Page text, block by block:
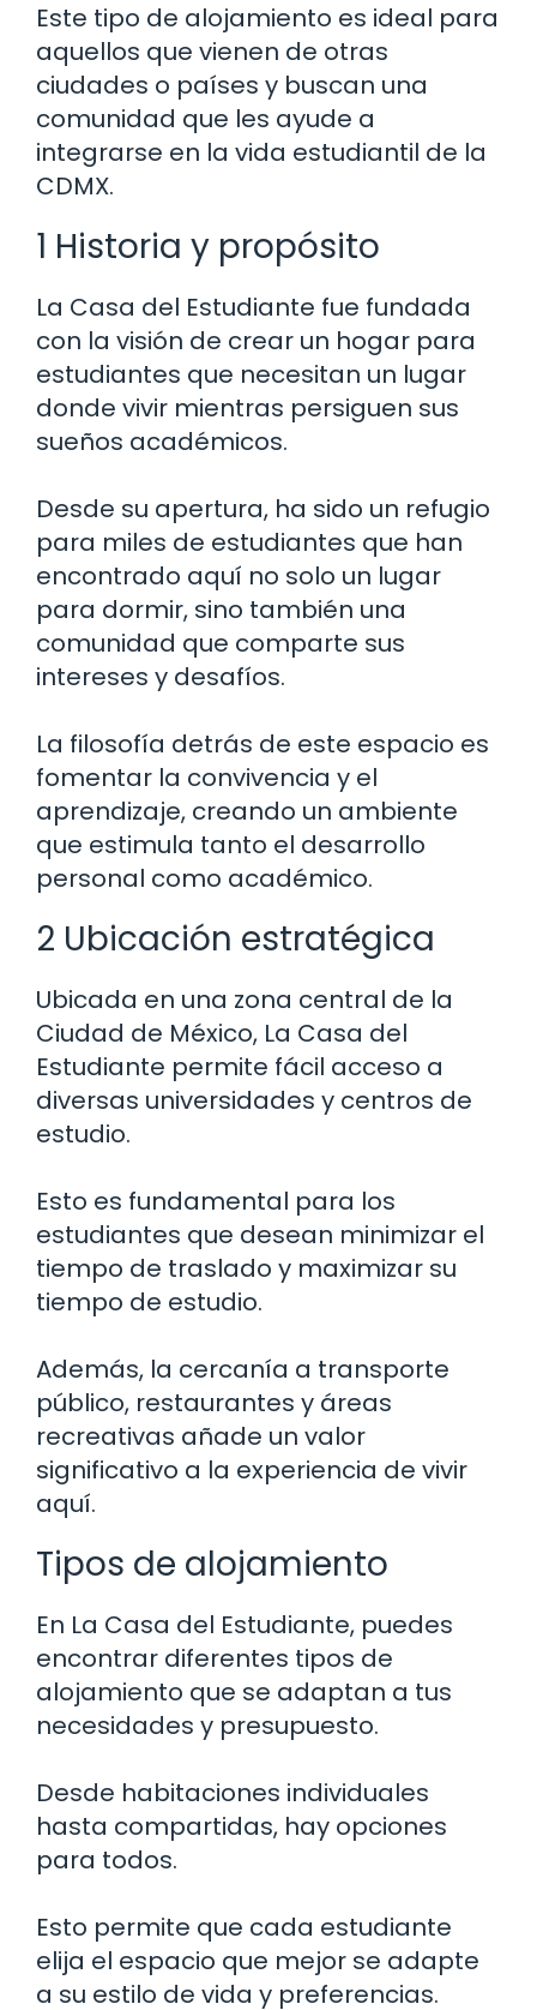
Este tipo de alojamiento es ideal para
aquellos que vienen de otras
ciudades o países y buscan una
comunidad que les ayude a
integrarse en la vida estudiantil de la
CDMX.
1 Historia y propósito
La Casa del Estudiante fue fundada
con la visión de crear un hogar para
estudiantes que necesitan un lugar
donde vivir mientras persiguen sus
sueños académicos.
Desde su apertura, ha sido un refugio
para miles de estudiantes que han
encontrado aquí no solo un lugar
para dormir, sino también una
comunidad que comparte sus
intereses y desafíos.
La filosofía detrás de este espacio es
fomentar la convivencia y el
aprendizaje, creando un ambiente
que estimula tanto el desarrollo
personal como académico.
2 Ubicación estratégica
Ubicada en una zona central de la
Ciudad de México, La Casa del
Estudiante permite fácil acceso a
diversas universidades y centros de
estudio.
Esto es fundamental para los
estudiantes que desean minimizar el
tiempo de traslado y maximizar su
tiempo de estudio.
Además, la cercanía a transporte
público, restaurantes y áreas
recreativas añade un valor
significativo a la experiencia de vivir
aquí.
Tipos de alojamiento
En La Casa del Estudiante, puedes
encontrar diferentes tipos de
alojamiento que se adaptan a tus
necesidades y presupuesto.
Desde habitaciones individuales
hasta compartidas, hay opciones
para todos.
Esto permite que cada estudiante
elija el espacio que mejor se adapte
a su estilo de vida y preferencias.